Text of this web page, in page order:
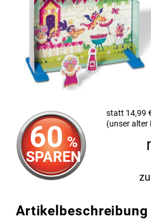
60 %
SPAREN
statt 14,99
(unser alter
Artikelbeschreibung